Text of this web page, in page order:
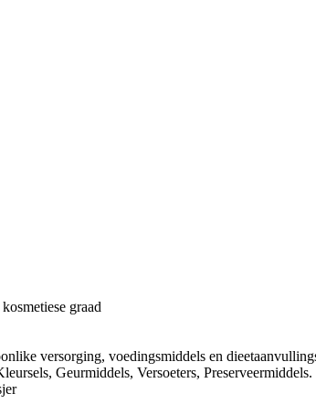
graad
versorging, voedingsmiddels en
Geurmiddels, Versoeters, Preserveermiddels.